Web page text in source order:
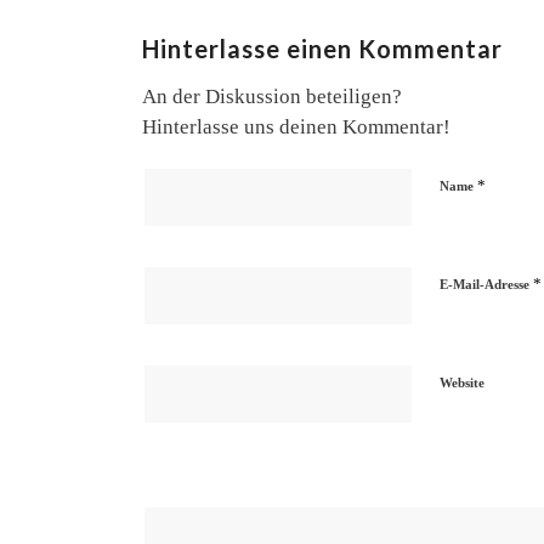
Hinterlasse einen Kommentar
An der Diskussion beteiligen?
Hinterlasse uns deinen Kommentar!
Name*
E-Mail-Adresse*
Website